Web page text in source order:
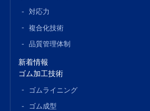
対応力
複合化技術
品質管理体制
新着情報
ゴム加工技術
ゴムライニング
ゴム成型